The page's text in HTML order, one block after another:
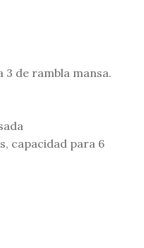
3 de rambla mansa.
capacidad para 6